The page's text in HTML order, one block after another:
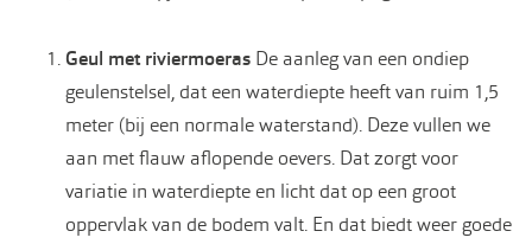
Geul met riviermoeras De aanleg van een ondiep
geulenstelsel, dat een waterdiepte heeft van ruim 1,5
meter (bij een normale waterstand). Deze vullen we
aan met flauw aflopende oevers. Dat zorgt voor
variatie in waterdiepte en licht dat op een groot
oppervlak van de bodem valt. En dat biedt weer goede